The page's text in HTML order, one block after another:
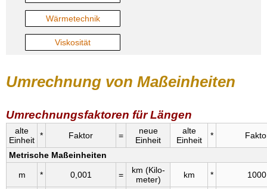
Wärmetechnik
Viskosität
Umrechnung von Maßeinheiten
Umrechnungsfaktoren für Längen
alte
Einheit * Faktor =
neue
Einheit
alte
Einheit
*
Metrische Maßeinheiten
m * 0,001 =
km (Kilo­
meter)
km * 1000